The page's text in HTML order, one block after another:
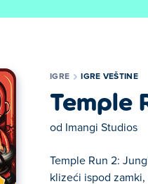
IGRE IGRE VEŠTINE
Temple
od Imangi Studios
Temple Run 2:
klizeći ispod